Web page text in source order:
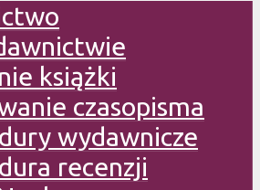
książki
czasopisma
wydawnicze
recenzji